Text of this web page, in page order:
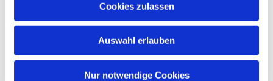
Cookies zulassen
Auswahl erlauben
Nur notwendige Cookies